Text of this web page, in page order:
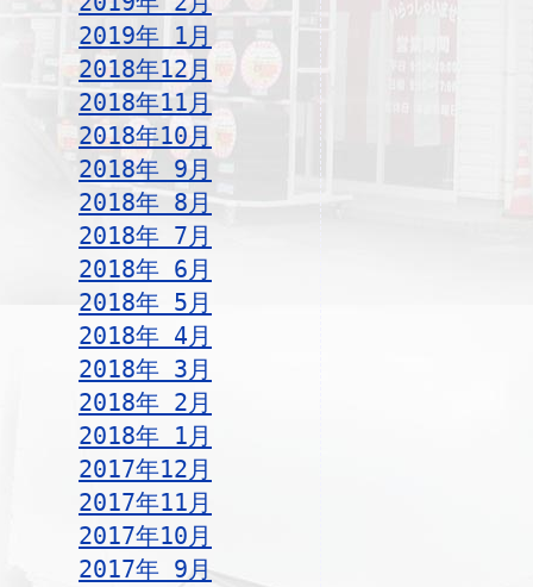
2019年 1月
2018年12月
2018年11月
2018年10月
2018年 9月
2018年 8月
2018年 7月
2018年 6月
2018年 5月
2018年 4月
2018年 3月
2018年 2月
2018年 1月
2017年12月
2017年11月
2017年10月
2017年 9月